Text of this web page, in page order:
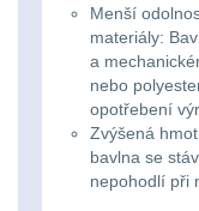
16340
baterie
Nabíjačky9
Náhradné diely7
BATOHY A
Menší
materiály:
a
nebo
opotřebení
Zvýšená
bavlna se
nepohodlí při